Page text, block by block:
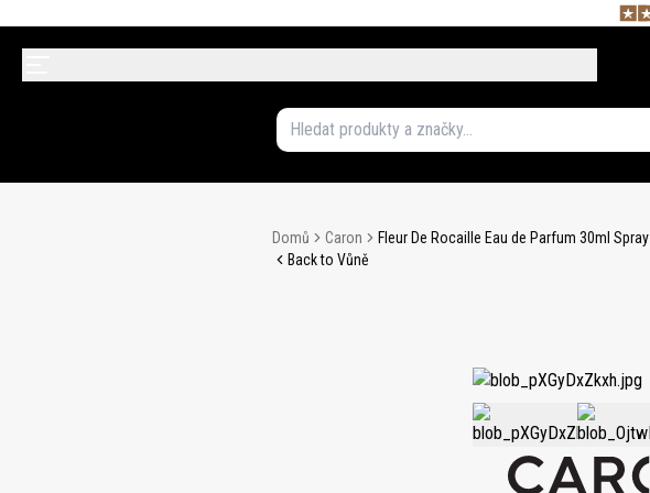
Domů Caron
Fleur De Rocaille Eau de Parfum 30ml Spray
Back to Vůně